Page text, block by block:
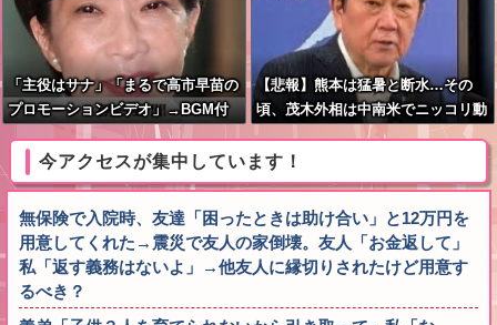
「主役はサナ」「まるで高市早苗の
プロモーションビデオ」→BGM付
き被災地視察動画に批判殺到
【悲報】熊本は猛暑と断水…その
頃、茂木外相は中南米でニッコリ動
今アクセスが集中しています！
無保険で入院時、友達「困ったときは助け合い」と12万円を
用意してくれた→震災で友人の家倒壊。友人「お金返して」
私「返す義務はないよ」→他友人に縁切りされたけど用意す
るべき？